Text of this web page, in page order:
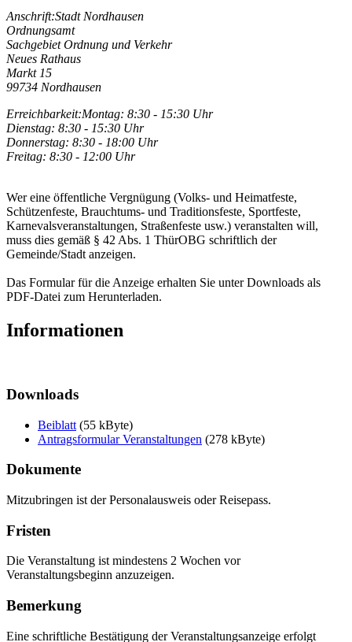
Anschrift:Stadt Nordhausen
Ordnungsamt
Sachgebiet Ordnung und Verkehr
Neues Rathaus
Markt 15
99734 Nordhausen
Erreichbarkeit:Montag: 8:30 - 15:30 Uhr
Dienstag: 8:30 - 15:30 Uhr
Donnerstag: 8:30 - 18:00 Uhr
Freitag: 8:30 - 12:00 Uhr
Wer eine öffentliche Vergnügung (Volks- und Heimatfeste,
Schützenfeste, Brauchtums- und Traditionsfeste, Sportfeste,
Karnevalsveranstaltungen, Straßenfeste usw.) veranstalten will,
muss dies gemäß § 42 Abs. 1 ThürOBG schriftlich der
Gemeinde/Stadt anzeigen.
Das Formular für die Anzeige erhalten Sie unter Downloads als
PDF-Datei zum Herunterladen.
Informationen
Downloads
Beiblatt (55 kByte)
Antragsformular Veranstaltungen (278 kByte)
Dokumente
Mitzubringen ist der Personalausweis oder Reisepass.
Fristen
Die Veranstaltung ist mindestens 2 Wochen vor
Veranstaltungsbeginn anzuzeigen.
Bemerkung
Eine schriftliche Bestätigung der Veranstaltungsanzeige erfolgt